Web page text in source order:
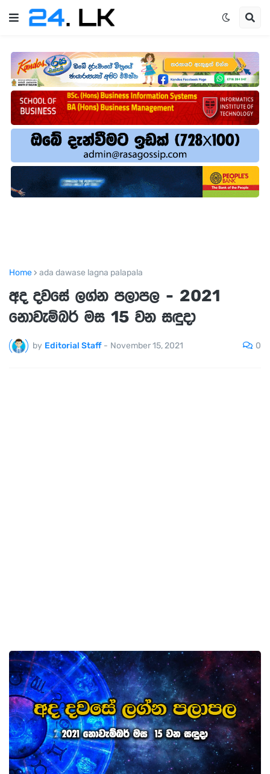
Home ada dawase lagna palapala
අද දවසේ ලග්න පලාපල - 2021
නොවැම්බර් මස 15 වන සඳුදා
by Editorial Staff - November 15, 2021 0